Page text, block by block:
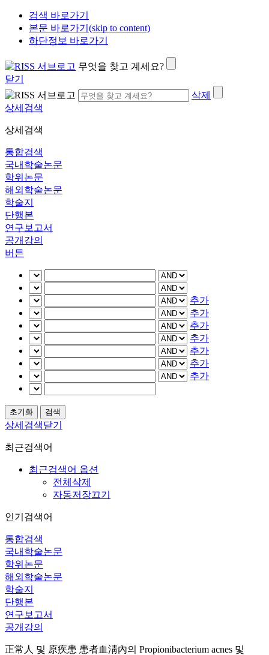
검색 바로가기
본문 바로가기(skip to content)
하단정보 바로가기
무엇을 찾고 계세요?
닫기
삭제
상세검색
상세검색
통합검색
국내학술논문
학위논문
해외학술논문
학술지
단행본
연구보고서
공개강의
버튼
추가
추가
추가
추가
추가
추가
추가
상세검색닫기
최근검색어
최근검색어 옵션
전체삭제
자동저장끄기
인기검색어
통합검색
국내학술논문
학위논문
해외학술논문
학술지
단행본
연구보고서
공개강의
正常人 및 原疾患 患者血淸內의 Propionibacterium acnes 및